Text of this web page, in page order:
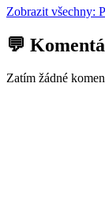
Zobrazit všechny:
💬
Zatím žádné